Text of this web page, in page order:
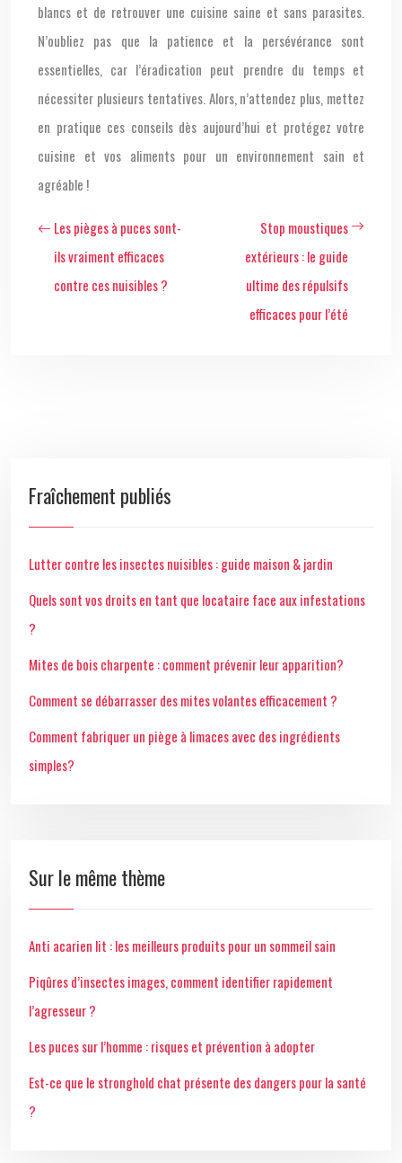
blancs et de retrouver une cuisine saine et sans parasites.
N’oubliez pas que la patience et la persévérance sont
essentielles, car l’éradication peut prendre du temps et
nécessiter plusieurs tentatives. Alors, n’attendez plus, mettez
en pratique ces conseils dès aujourd’hui et protégez votre
cuisine et vos aliments pour un environnement sain et
agréable !
Les pièges à puces sont-
ils vraiment efficaces
contre ces nuisibles ?
Stop moustiques
extérieurs : le guide
ultime des répulsifs
efficaces pour l’été
Fraîchement publiés
Lutter contre les insectes nuisibles : guide maison & jardin
Quels sont vos droits en tant que locataire face aux infestations
?
Mites de bois charpente : comment prévenir leur apparition?
Comment se débarrasser des mites volantes efficacement ?
Comment fabriquer un piège à limaces avec des ingrédients
simples?
Sur le même thème
Anti acarien lit : les meilleurs produits pour un sommeil sain
Piqûres d’insectes images, comment identifier rapidement
l’agresseur ?
Les puces sur l’homme : risques et prévention à adopter
Est-ce que le stronghold chat présente des dangers pour la santé
?